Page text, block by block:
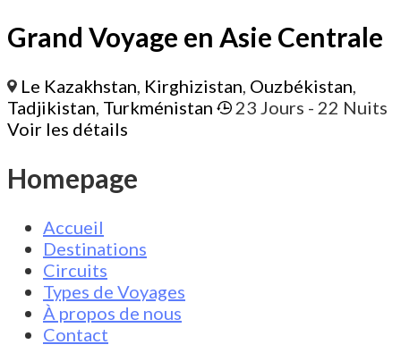
Grand Voyage en Asie Centrale
Le Kazakhstan, Kirghizistan, Ouzbékistan,
Tadjikistan, Turkménistan 23 Jours - 22 Nuits
Voir les détails
Homepage
Accueil
Destinations
Circuits
Types de Voyages
À propos de nous
Contact